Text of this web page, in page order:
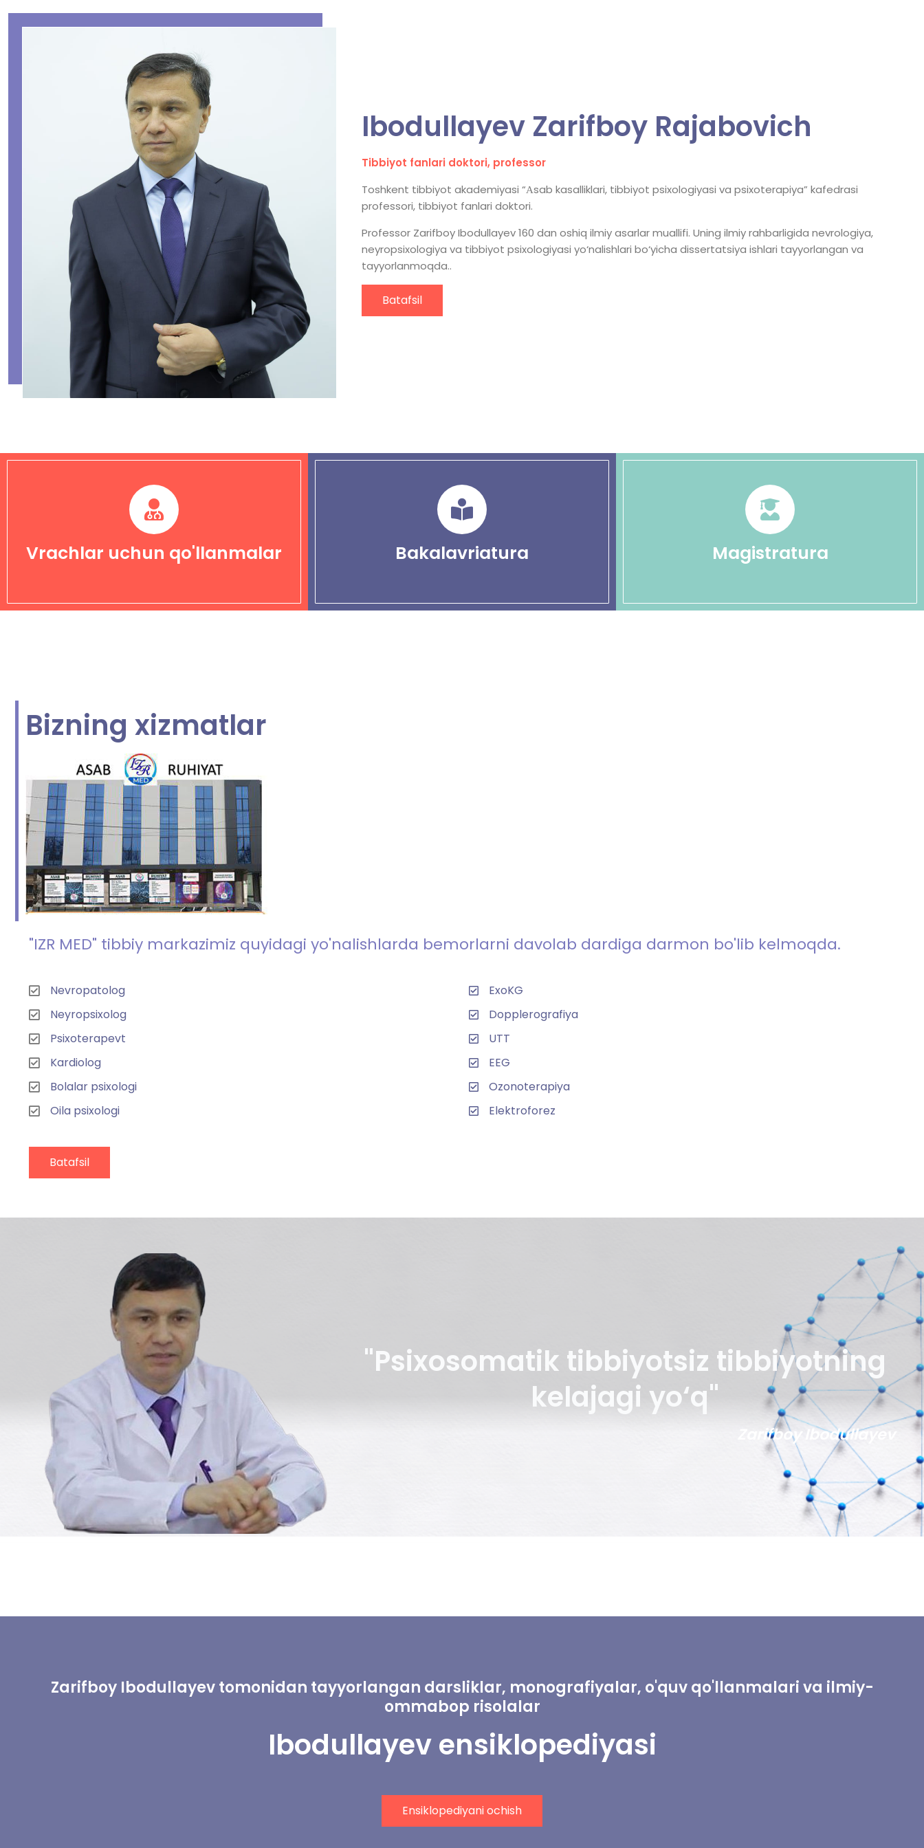
Ibodullayev Zarifboy Rajabovich
Tibbiyot fanlari doktori, professor
Toshkent tibbiyot akademiyasi “Аsab kasalliklari, tibbiyot psixologiyasi va psixoterapiya” kafedrasi
professori, tibbiyot fanlari doktori.
Professor Zarifboy Ibodullayev 160 dan oshiq ilmiy asarlar muallifi. Uning ilmiy rahbarligida nevrologiya,
neyropsixologiya va tibbiyot psixologiyasi yo‘nalishlari bo‘yicha dissertatsiya ishlari tayyorlangan va
tayyorlanmoqda..
Batafsil
Vrachlar uchun qo'llanmalar Bakalavriatura Magistratura
Bizning xizmatlar
"IZR MED" tibbiy markazimiz quyidagi yo'nalishlarda bemorlarni davolab dardiga darmon bo'lib kelmoqda.
Nevropatolog
Neyropsixolog
Psixoterapevt
Kardiolog
Bolalar psixologi
Oila psixologi
ExoKG
Dopplerografiya
UTT
EEG
Ozonoterapiya
Elektroforez
Batafsil
"Psixosomatik tibbiyotsiz tibbiyotning
kelajagi yo‘q"
Zarifboy Ibodullayev
Zarifboy Ibodullayev tomonidan tayyorlangan darsliklar, monografiyalar, o'quv qo'llanmalari va ilmiy-
ommabop risolalar
Ibodullayev ensiklopediyasi
Ensiklopediyani ochish